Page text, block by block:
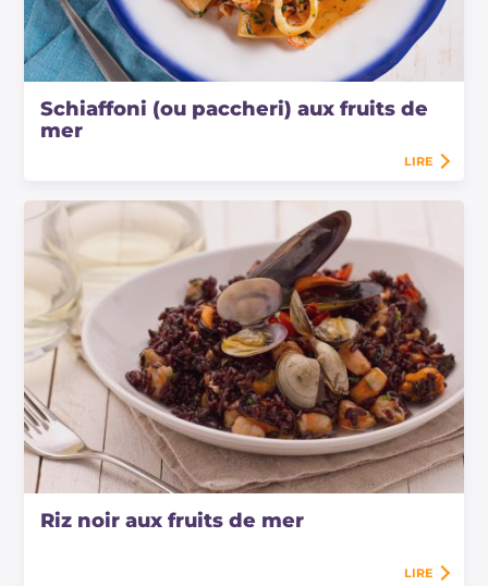
Schiaffoni (ou paccheri) aux fruits de
mer
LIRE
Riz noir aux fruits de mer
LIRE